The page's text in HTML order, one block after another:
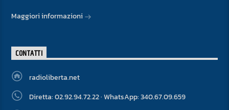
Maggiori informazioni
CONTATTI
radioliberta.net
Diretta: 02.92.94.72.22 · WhatsApp: 340.67.09.659